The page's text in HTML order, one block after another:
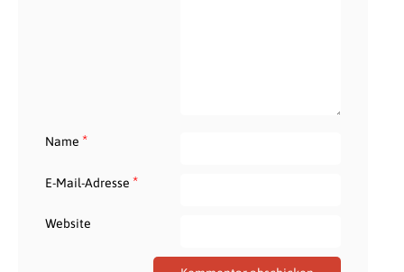
Name *
E-Mail-Adresse *
Website